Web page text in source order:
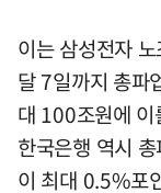
이는 삼성전자
달 7일까지 총파
대 100조원에 이
한국은행 역시
이 최대 0.5%포